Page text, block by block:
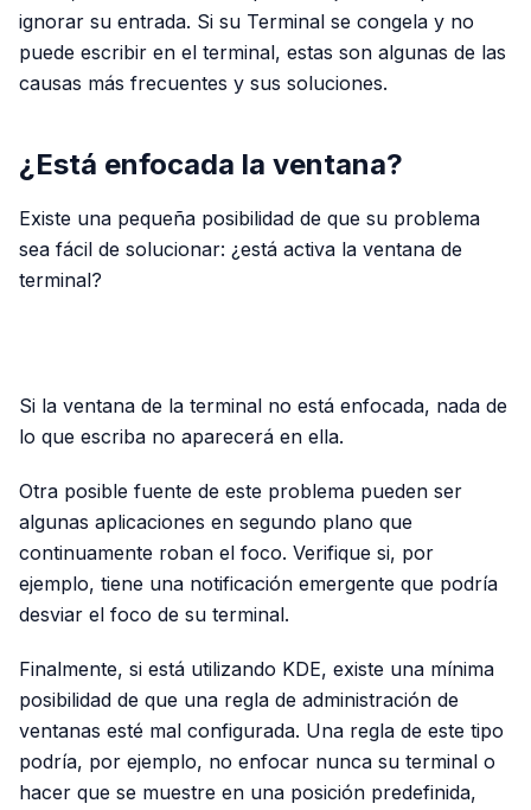
ignorar su entrada. Si su Terminal se congela y no
puede escribir en el terminal, estas son algunas de las
causas más frecuentes y sus soluciones.
¿Está enfocada la ventana?
Existe una pequeña posibilidad de que su problema
sea fácil de solucionar: ¿está activa la ventana de
terminal?
Si la ventana de la terminal no está enfocada, nada de
lo que escriba no aparecerá en ella.
Otra posible fuente de este problema pueden ser
algunas aplicaciones en segundo plano que
continuamente roban el foco. Verifique si, por
ejemplo, tiene una notificación emergente que podría
desviar el foco de su terminal.
Finalmente, si está utilizando KDE, existe una mínima
posibilidad de que una regla de administración de
ventanas esté mal configurada. Una regla de este tipo
podría, por ejemplo, no enfocar nunca su terminal o
hacer que se muestre en una posición predefinida,